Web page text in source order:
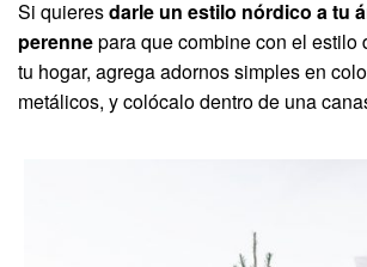
Si quieresdarle un estilo nórdico a tu
perennepara que combine con el estilo
tu hogar, agrega adornos simples en
metálicos, y colócalo dentro de una